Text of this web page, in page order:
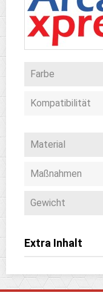
Farbe
Kompatibilität
Material
Maßnahmen
Gewicht
Extra Inhalt